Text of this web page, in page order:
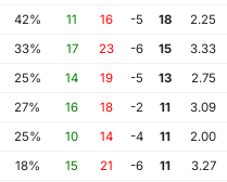
42% 11 16 -5 18
2.25
33% 17 23 -6 15
3.33
25% 14 19 -5 13
2.75
27% 16 18 -2 11
3.09
25% 10 14 -4 11
2.00
18% 15 21 -6 11
3.27